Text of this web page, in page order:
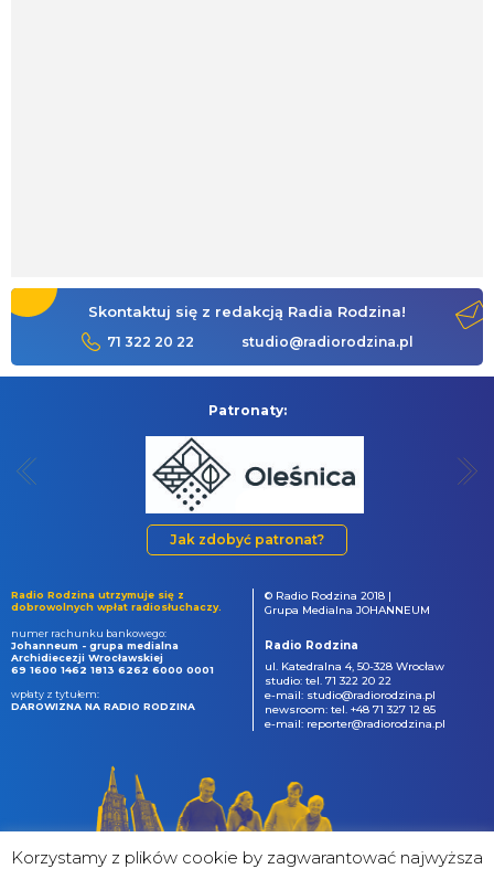
Skontaktuj się z redakcją Radia Rodzina!
71 322 20 22 studio@radiorodzina.pl
Patronaty:
Jak zdobyć patronat?
Radio Rodzina utrzymuje się z
dobrowolnych wpłat radiosłuchaczy.
numer rachunku bankowego:
Johanneum - grupa medialna
Archidiecezji Wrocławskiej
69 1600 1462 1813 6262 6000 0001
wpłaty z tytułem:
DAROWIZNA NA RADIO RODZINA
© Radio Rodzina 2018 |
Grupa Medialna JOHANNEUM
Radio Rodzina
ul. Katedralna 4, 50-328 Wrocław
studio: tel. 71 322 20 22
e-mail: studio@radiorodzina.pl
newsroom: tel. +48 71 327 12 85
e-mail: reporter@radiorodzina.pl
Korzystamy z plików cookie by zagwarantować najwyższa